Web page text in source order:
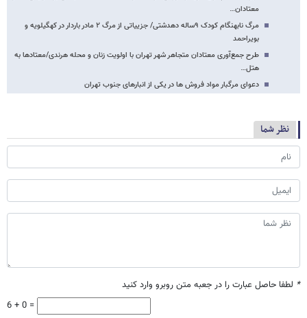
معتادان…
مرگ نابهنگام کودک ۹ساله دهدشتی/ جزییاتی از مرگ ۲ مادر باردار در کهگیلویه و
بویراحمد
طرح جمع‌آوری معتادان متجاهر شهر تهران با اولویت زنان و محله هرندی/معتادها به
هتل…
دعوای مرگبار مواد فروش ها در یکی از انبارهای جنوب تهران
نظر شما
* لطفا حاصل عبارت را در جعبه متن روبرو وارد کنید
6 + 0 =